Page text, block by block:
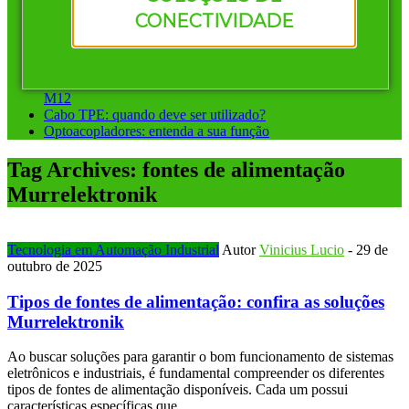
CONECTIVIDADE
Vantagens de investir em conectores pré-montados da
Instalação ponto a ponto ou sistemas de barramento: qual
M12
Cabo TPE: quando deve ser utilizado?
Optoacopladores: entenda a sua função
Tag Archives: fontes de alimentação
Murrelektronik
Tecnologia em Automação Industrial AutorVinicius Lucio - 29 de
outubro de 2025
Tipos de fontes de alimentação: confira as soluções
Murrelektronik
Ao buscar soluções para garantir o bom funcionamento de sistemas
eletrônicos e industriais, é fundamental compreender os diferentes
tipos de fontes de alimentação disponíveis. Cada um possui